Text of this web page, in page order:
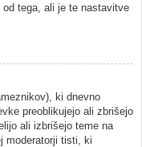
tega, ali je te nastavitve
ki dnevno
preoblikujejo ali zbrišejo
ali izbrišejo teme na
moderatorji tisti, ki